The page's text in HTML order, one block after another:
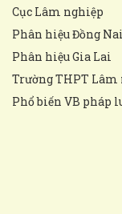
Cục Lâm nghiệp
Phân hiệu Đồng Nai
Phân hiệu Gia Lai
Trường THPT Lâm
Phổ biến VB pháp